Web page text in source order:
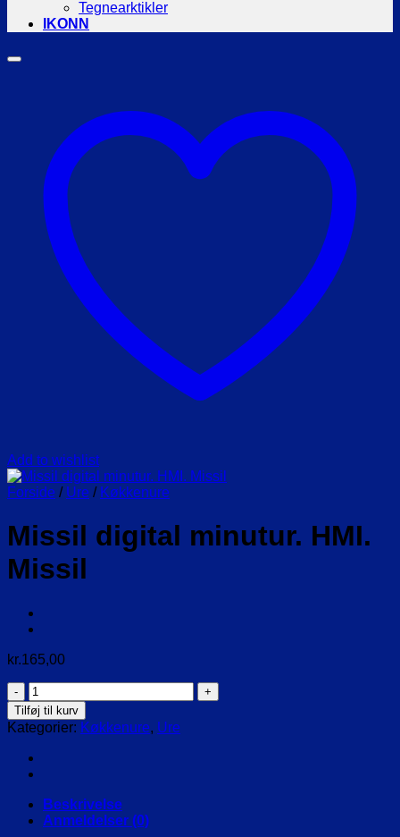
Tegnearktikler
IKONN
Add to wishlist
Forside / Ure / Køkkenure
Missil digital minutur. HMI.
Missil
kr.165,00
Missil
digital
minutur.
HMI.
Missil
antal
Tilføj til kurv
Kategorier: Køkkenure, Ure
Beskrivelse
Anmeldelser (0)